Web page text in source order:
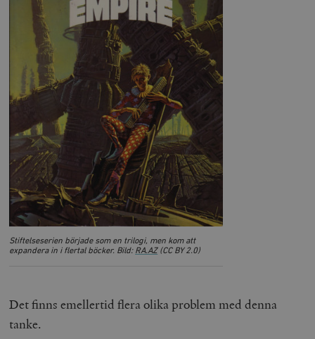
Stiftelseserien började som en trilogi, men kom att
expandera in i flertal böcker. Bild: RA.AZ(CC BY 2.0)
Det finns emellertid flera olika problem med denna
tanke.